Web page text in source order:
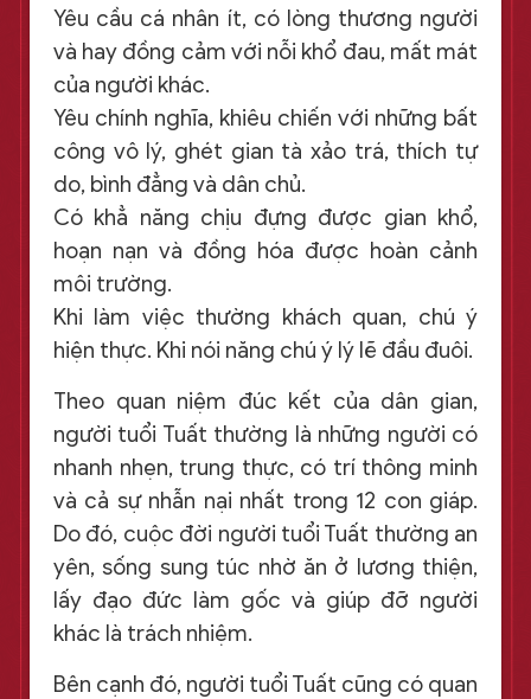
Yêu cầu cá nhân ít, có lòng thương người
và hay đồng cảm với nỗi khổ đau, mất mát
của người khác.
Yêu chính nghĩa, khiêu chiến với những bất
công vô lý, ghét gian tà xảo trá, thích tự
do, bình đẳng và dân chủ.
Có khẳ năng chịu đựng được gian khổ,
hoạn nạn và đồng hóa được hoàn cảnh
môi trường.
Khi làm việc thường khách quan, chú ý
hiện thực. Khi nói năng chú ý lý lẽ đầu đuôi.
Theo quan niệm đúc kết của dân gian,
người tuổi Tuất thường là những người có
nhanh nhẹn, trung thực, có trí thông minh
và cả sự nhẫn nại nhất trong 12 con giáp.
Do đó, cuộc đời người tuổi Tuất thường an
yên, sống sung túc nhờ ăn ở lương thiện,
lấy đạo đức làm gốc và giúp đỡ người
khác là trách nhiệm.
Bên cạnh đó, người tuổi Tuất cũng có quan